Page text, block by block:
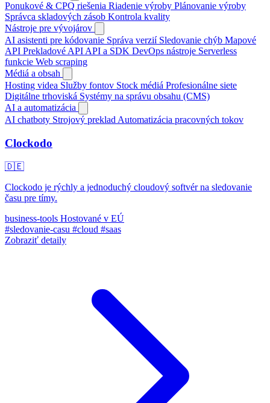
Ponukové & CPQ riešenia Riadenie výroby Plánovanie výroby
Správca skladových zásob Kontrola kvality
Nástroje pre vývojárov
AI asistenti pre kódovanie Správa verzií Sledovanie chýb Mapové
API Prekladové API API a SDK DevOps nástroje Serverless
funkcie Web scraping
Médiá a obsah
Hosting videa Služby fontov Stock médiá Profesionálne siete
Digitálne trhoviská Systémy na správu obsahu (CMS)
AI a automatizácia
AI chatboty Strojový preklad Automatizácia pracovných tokov
Clockodo
🇩🇪
Clockodo je rýchly a jednoduchý cloudový softvér na sledovanie
času pre tímy.
business-tools Hostované v EÚ
#sledovanie-casu #cloud #saas
Zobraziť detaily